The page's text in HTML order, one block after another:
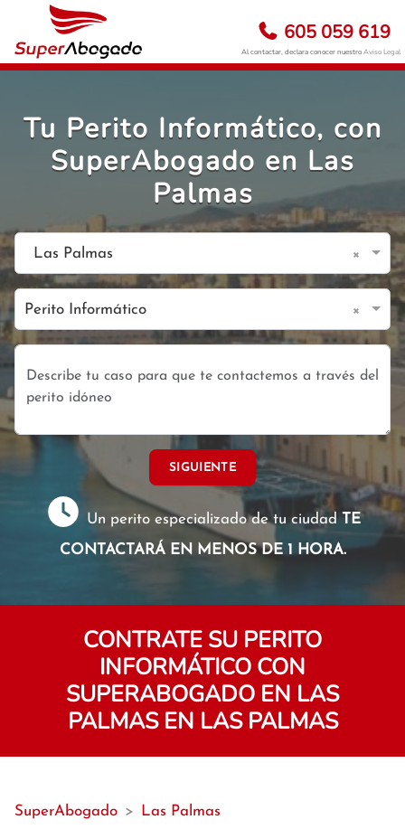
605 059 619
Al contactar, declara conocer nuestroAviso Legal
Tu Perito Informático, con
SuperAbogado en Las
Palmas
Las Palmas ×
Perito Informático ×
SIGUIENTE
Un perito especializado de tu ciudadTE
CONTACTARÁ EN MENOS DE 1 HORA.
CONTRATE SU PERITO
INFORMÁTICO CON
SUPERABOGADO EN LAS
PALMAS EN LAS PALMAS
SuperAbogado > Las Palmas